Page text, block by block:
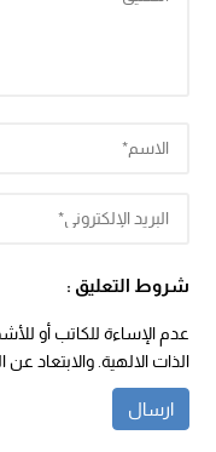
شروط التعليق :
عدم الإساءة للكاتب أو
الذات الالهية. والابتعاد